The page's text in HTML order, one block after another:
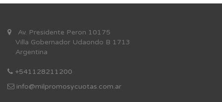
Av. Presidente Peron 10175
Villa Gobernador Udaondo B 1713
Argentina
+541128211200
info@milpromosycuotas.com.ar